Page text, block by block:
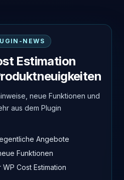
NEWS
Estimation
neue Funktionen und
aus dem Plugin
Angebote
Funktionen
Cost Estimation